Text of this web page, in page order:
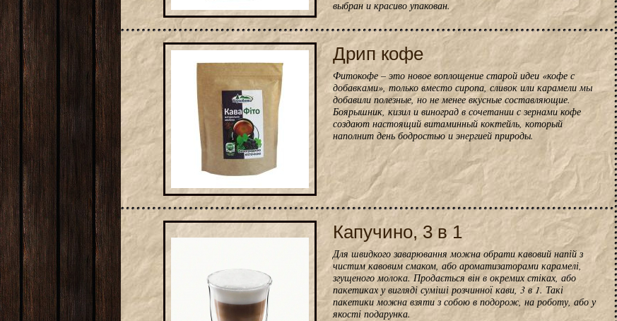
выбран и красиво упакован.
Дрип кофе
Фитокофе – это новое воплощение старой идеи «кофе с
добавками», только вместо сиропа, сливок или карамели мы
добавили полезные, но не менее вкусные составляющие.
Боярышник, кизил и виноград в сочетании с зернами кофе
создают настоящий витаминный коктейль, который
наполнит день бодростью и энергией природы.
Капучино, 3 в 1
Для швидкого заварювання можна обрати кавовий напій з
чистим кавовим смаком, або ароматизаторами карамелі,
згущеного молока. Продається він в окремих стіках, або
пакетиках у вигляді суміші розчинної кави, 3 в 1. Такі
пакетики можна взяти з собою в подорож, на роботу, або у
якості подарунка.